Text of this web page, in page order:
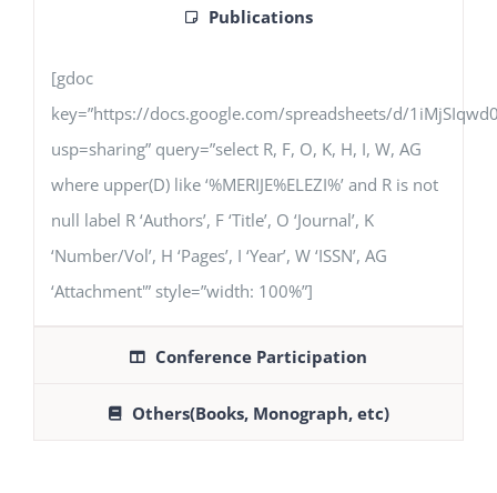
Publications
[gdoc
key=”https://docs.google.com/spreadsheets/d/
usp=sharing” query=”select R, F, O, K, H, I, W, AG
where upper(D) like ‘%MERIJE%ELEZI%’ and R is not
null label R ‘Authors’, F ‘Title’, O ‘Journal’, K
‘Number/Vol’, H ‘Pages’, I ‘Year’, W ‘ISSN’, AG
‘Attachment'” style=”width: 100%”]
Conference Participation
Others(Books, Monograph, etc)